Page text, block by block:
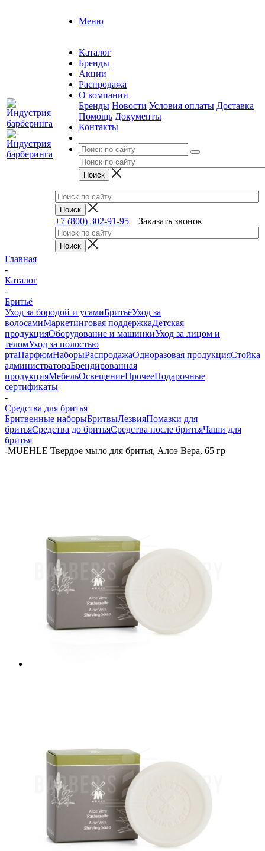
Меню
Каталог
Бренды
Акции
Распродажа
О компании
Бренды Новости Условия оплаты Доставка
Помощь Документы
Контакты
+7 (800) 302-91-95 Заказать звонок
Главная
-
Каталог
-
Бритьё
Уход за бородой и усамиБритьёУход за
волосамиМаркетинговая поддержкаДетская
продукцияОборудование и машинкиУход за лицом и
теломУход за полостью
ртаПарфюмНаборыРаспродажаОдноразовая продукцияСтойка
администратораБрендированная
продукцияМебельОсвещениеПрочееПодарочные
сертификаты
-
Средства для бритья
Бритвенные наборыБритвыЛезвияПомазки для
бритьяСредства до бритьяСредства после бритьяЧаши для
бритья
-MUEHLE Твердое мыло для бритья, Алоэ Вера, 65 гр